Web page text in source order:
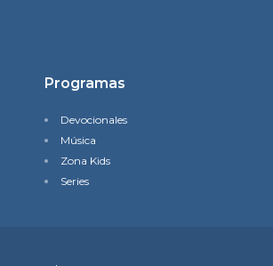
Programas
Devocionales
Música
Zona Kids
Series